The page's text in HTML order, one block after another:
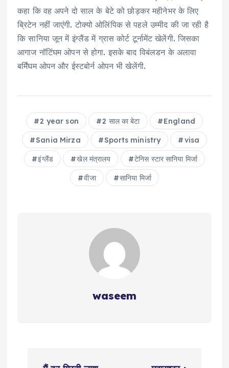
कहा कि वह अपने दो साल के बेटे को छोड़कर महीनेभर के लिए
ब्रिटेन नहीं जाएंगी. टोक्‍यो ओलिंपिक से पहले उम्‍मीद की जा रही है
कि सानिया जून में इंग्‍लैंड में ग्रास कोर्ट टूर्नामेंट खेलेंगी. जिसका
आगाज नॉटिंघम ओपन से होगा. इसके बाद विबंलडन के अलावा
बर्मिंघम ओपन और ईस्टबोर्न ओपन भी खेलेंगी.
2 year son 2 साल का बेटा England
Sania Mirza Sports ministry visa
इंग्लैंड खेल मंत्रालय टेनिस स्टार सानिया मिर्जा
वीजा सानिया मिर्जा
waseem